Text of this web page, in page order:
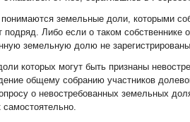
земельные доли, которыми
подряд. Либо если о таком собственнике
земельную долю не
которых могут быть признаны
общему собранию участников
о невостребованных земельных
самостоятельно.